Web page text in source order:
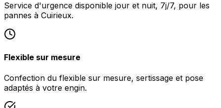
Service d'urgence disponible jour et nuit, 7j/7, pour les
pannes à Cuirieux.
Flexible sur mesure
Confection du flexible sur mesure, sertissage et pose
adaptés à votre engin.